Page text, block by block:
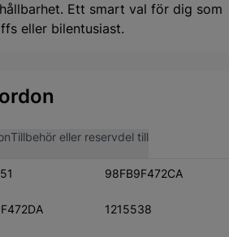
Ett smart val för dig som
eller bilentusiast.
Tillbehör eller reservdel till
98FB9F472CA
1215538